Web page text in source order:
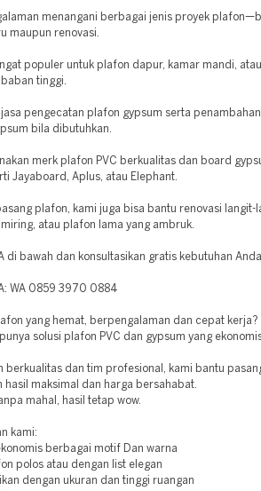
menangani berbagai jenis proyek
maupun renovasi.
populer untuk plafon dapur, kamar mandi,
tinggi.
jasa pengecatan plafon gypsum serta
bila dibutuhkan.
merk plafon PVC berkualitas dan board
Jayaboard, Aplus, atau Elephant.
plafon, kami juga bisa bantu renovasi langit-
atau plafon lama yang ambruk.
di bawah dan konsultasikan gratis kebutuhan
WA 0859 3970 0884
yang hemat, berpengalaman dan cepat kerja?
punya solusi plafon PVC dan gypsum yang
berkualitas dan tim profesional, kami bantu
hasil maksimal dan harga bersahabat.
mahal, hasil tetap wow.
kami:
berbagai motif Dan warna
polos atau dengan list elegan
dengan ukuran dan tinggi ruangan